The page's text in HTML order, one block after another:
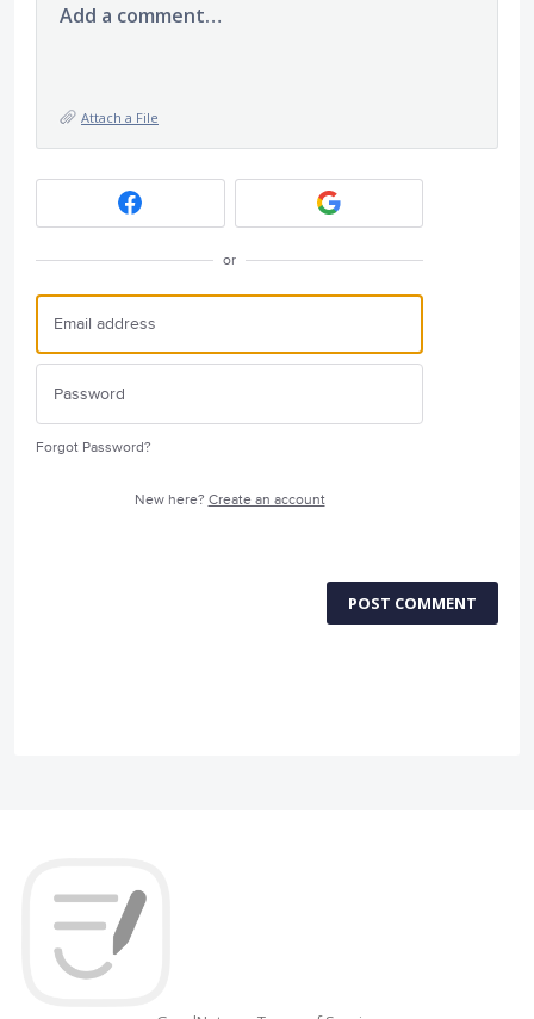
Add a comment…
Attach a File
or
Forgot Password?
New here? Create an account
POST COMMENT